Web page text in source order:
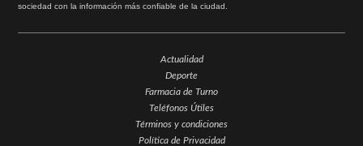
sociedad con la información más confiable de la ciudad.
Actualidad
Deporte
Farmacia de Turno
Teléfonos Útiles
Términos y condiciones
Política de Privacidad